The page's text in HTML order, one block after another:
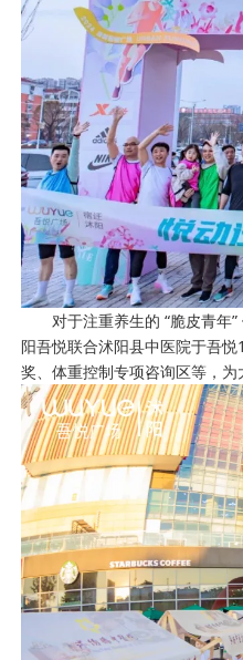
对于注重养生的 “脆皮青
阳吾悦联合沭阳县中医院于吾
奖、体重控制专项咨询区等，为